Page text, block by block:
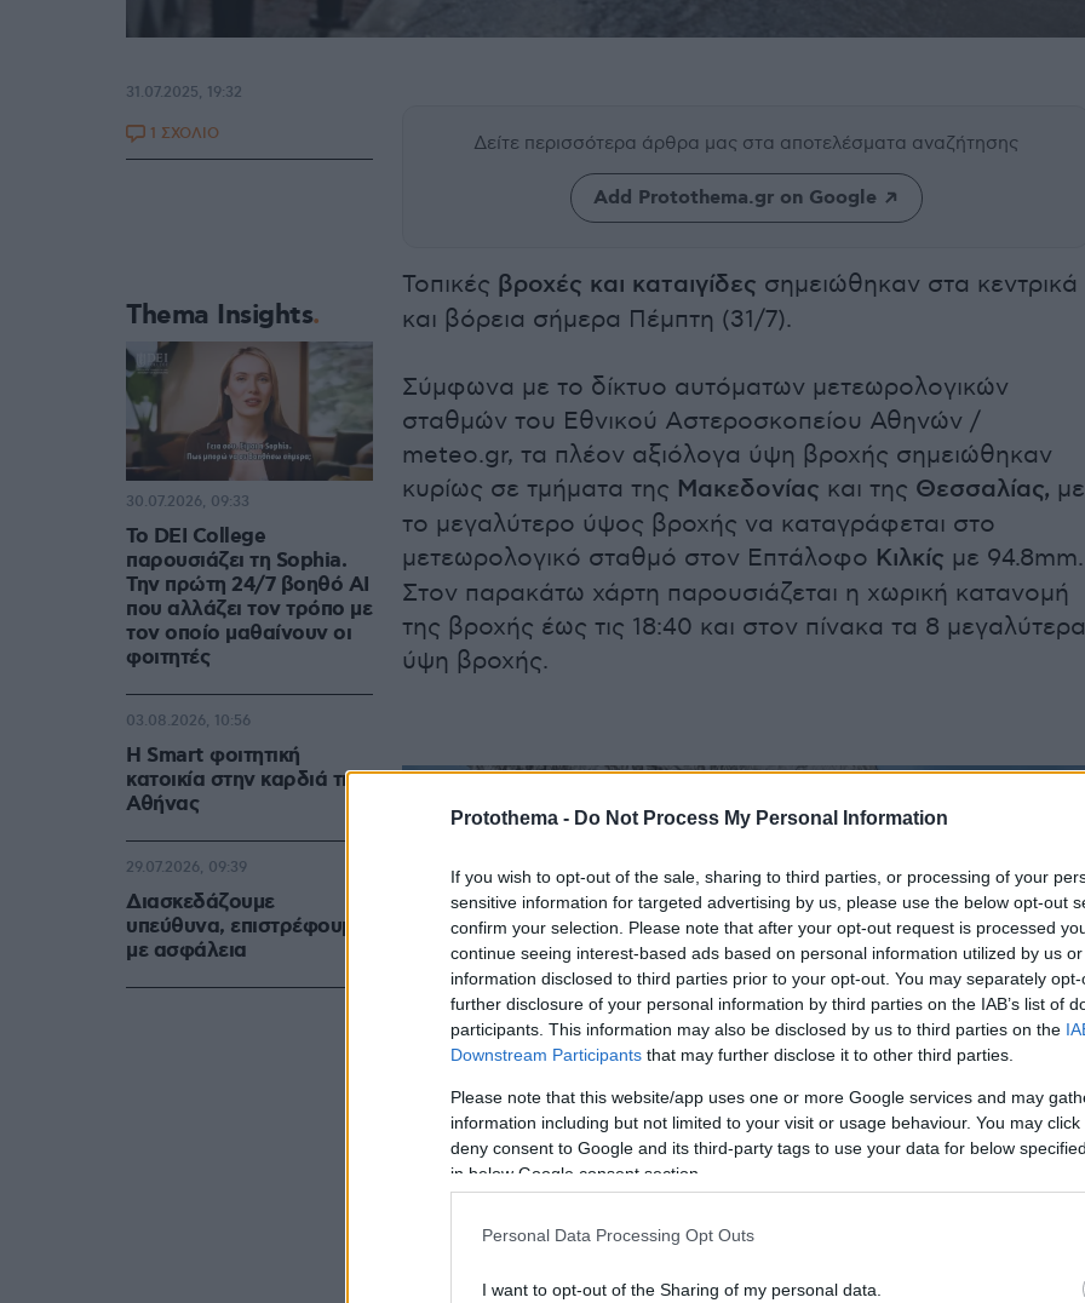
Protothema - Do Not Process My Personal Information
If you wish to opt-out of the sale, sharing to third parties, or processing of your
sensitive information for targeted advertising by us, please use the below opt-out
confirm your selection. Please note that after your opt-out request is processed
continue seeing interest-based ads based on personal information utilized by us
information disclosed to third parties prior to your opt-out. You may separately
further disclosure of your personal information by third parties on the IAB’s list of
participants. This information may also be disclosed by us to third parties on the
Downstream Participants that may further disclose it to other third parties.
Please note that this website/app uses one or more Google services and may
information including but not limited to your visit or usage behaviour. You may
deny consent to Google and its third-party tags to use your data for below
in below Google consent section.
Personal Data Processing Opt Outs
I want to opt-out of the Sharing of my personal data.
Δείτε περισσότερα άρθρα μας στα αποτελέσματα αναζήτησης
Add Protothema.gr on Google
Τοπικές βροχές και καταιγίδες σημειώθηκαν στα κεντρικά
και βόρεια σήμερα Πέμπτη (31/7).
Σύμφωνα με το δίκτυο αυτόματων μετεωρολογικών
σταθμών του Εθνικού Αστεροσκοπείου Αθηνών /
meteo.gr, τα πλέον αξιόλογα ύψη βροχής σημειώθηκαν
κυρίως σε τμήματα της Μακεδονίας και της Θεσσαλίας, με
το μεγαλύτερο ύψος βροχής να καταγράφεται στο
μετεωρολογικό σταθμό στον Επτάλοφο Κιλκίς με 94.8mm.
Στον παρακάτω χάρτη παρουσιάζεται η χωρική κατανομή
της βροχής έως τις 18:40 και στον πίνακα τα 8 μεγαλύτερα
ύψη βροχής.
31.07.2025, 19:32
1 ΣΧΟΛΙΟ
Thema Insights
Το DEI College
παρουσιάζει τη Sophia.
Την πρώτη 24/7 βοηθό AI
που αλλάζει τον τρόπο με
τον οποίο μαθαίνουν οι
φοιτητές
30.07.2026, 09:33
Η Smart φοιτητική
κατοικία στην καρδιά της
Αθήνας
03.08.2026, 10:56
Διασκεδάζουμε
υπεύθυνα, επιστρέφουμε
με ασφάλεια
29.07.2026, 09:39